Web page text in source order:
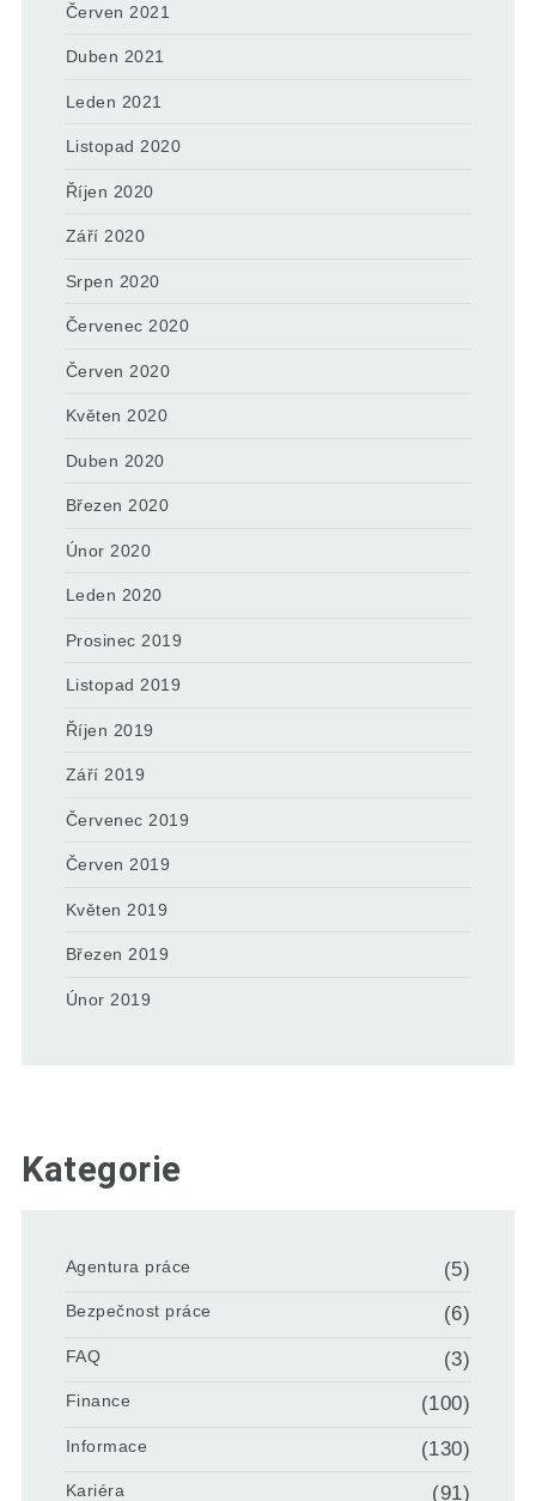
Červen 2021
Duben 2021
Leden 2021
Listopad 2020
Říjen 2020
Září 2020
Srpen 2020
Červenec 2020
Červen 2020
Květen 2020
Duben 2020
Březen 2020
Únor 2020
Leden 2020
Prosinec 2019
Listopad 2019
Říjen 2019
Září 2019
Červenec 2019
Červen 2019
Květen 2019
Březen 2019
Únor 2019
Kategorie
Agentura práce (5)
Bezpečnost práce (6)
FAQ (3)
Finance (100)
Informace (130)
Kariéra (91)